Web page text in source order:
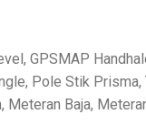
GPSMAP
Pole Stik
Baja,